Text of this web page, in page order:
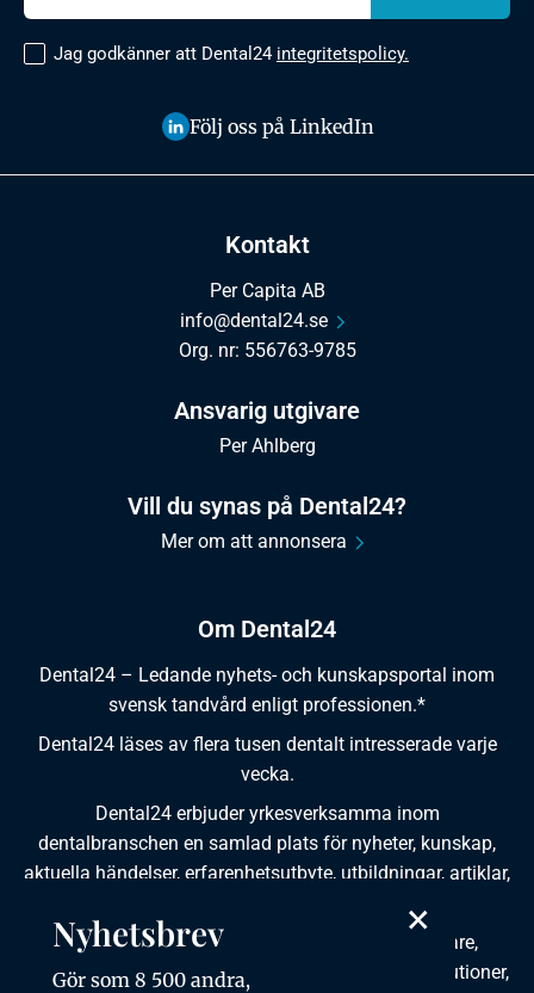
Om Dental24
Dental24 – Ledande nyhets- och kunskapsportal inom
svensk tandvård enligt professionen.*
Dental24 läses av flera tusen dentalt intresserade varje
vecka.
Dental24 erbjuder yrkesverksamma inom
dentalbranschen en samlad plats för nyheter, kunskap,
aktuella händelser, erfarenhetsutbyte, utbildningar, artiklar,
Dental24 produceras i samverkan med tandläkare,
tandhygienister, tandsköterskor, tandtekniker, institutioner,
Kontakt
Per Capita AB
info@dental24.se
Org. nr: 556763-9785
Ansvarig utgivare
Per Ahlberg
Vill du synas på Dental24?
Mer om att annonsera
Jag godkänner att Dental24 integritetspolicy.
Följ oss på LinkedIn
×
Nyhetsbrev
Gör som 8 500 andra,